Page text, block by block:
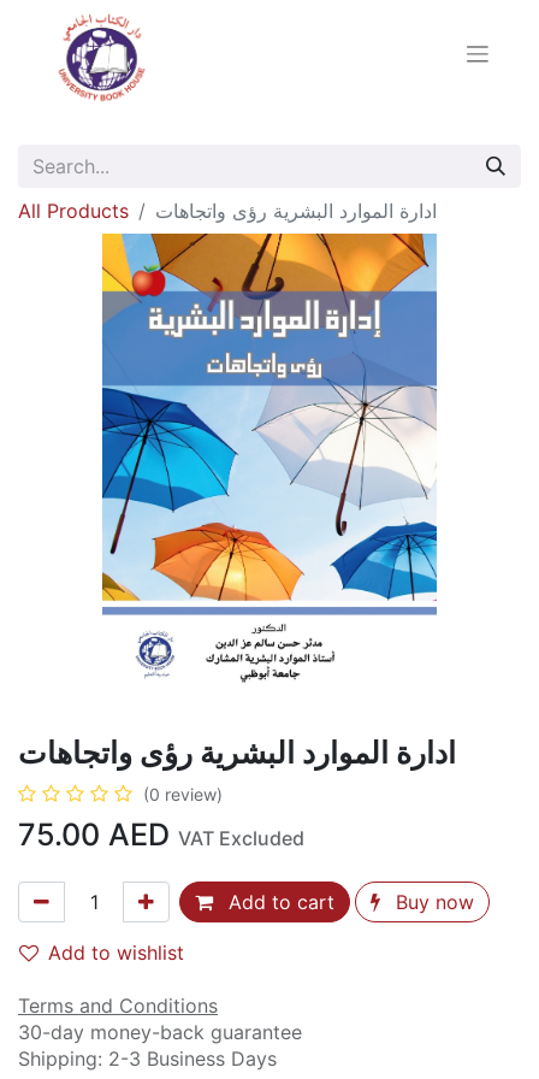
All Products ادارة الموارد البشرية رؤى واتجاهات
ادارة الموارد البشرية رؤى واتجاهات
(0 review)
75.00 AED VAT Excluded
Add to cart Buy now
Add to wishlist
Terms and Conditions
30-day money-back guarantee
Shipping: 2-3 Business Days